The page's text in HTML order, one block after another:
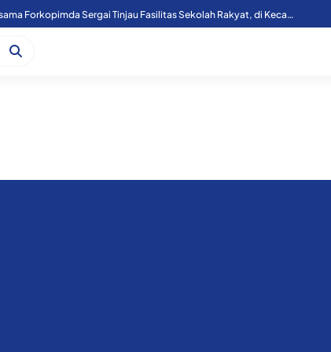
Kapoolres Sergai Bersama Forkopimda Sergai Tinjau Fasilitas Sekolah Rakyat, di Kecamatan Firdaus.